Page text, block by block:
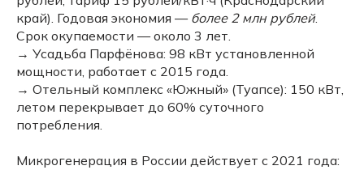
край). Годовая экономия — более 2 млн рублей.
Срок окупаемости — около 3 лет.
→ Усадьба Парфёнова: 98 кВт установленной
мощности, работает с 2015 года.
→ Отельный комплекс «Южный» (Туапсе): 150 кВт,
летом перекрывает до 60% суточного
потребления.
Микрогенерация в России действует с 2021 года: